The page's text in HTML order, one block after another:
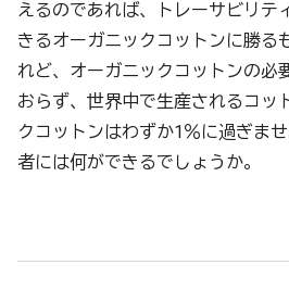
えるのであれば、トレーサビリテ
きるオーガニックコットンに勝る
れど、オーガニックコットンの必
おらず、世界中で生産されるコッ
クコットンはわずか1％に過ぎま
者には何ができるでしょうか。